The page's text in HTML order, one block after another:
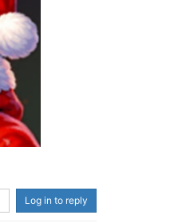
Log in to reply